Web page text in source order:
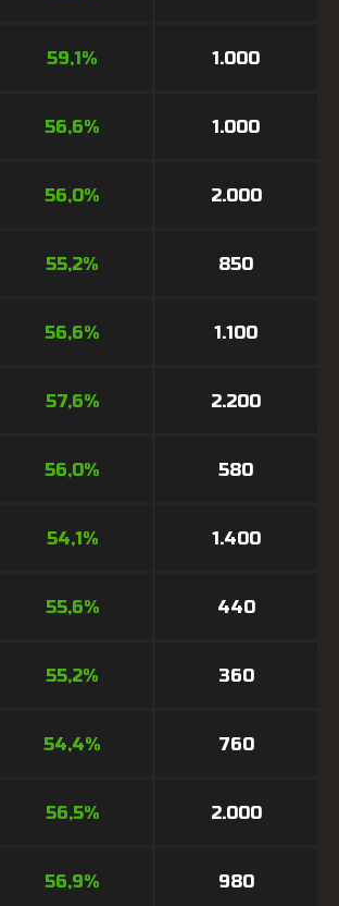
59,1% 1.000
56,6% 1.000
56,0% 2.000
55,2% 850
56,6% 1.100
57,6% 2.200
56,0% 580
54,1% 1.400
55,6% 440
55,2% 360
54,4% 760
56,5% 2.000
56,9% 980